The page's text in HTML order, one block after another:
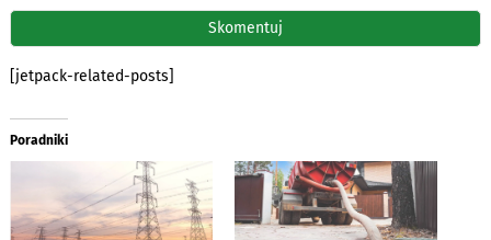
[jetpack-related-posts]
Poradniki